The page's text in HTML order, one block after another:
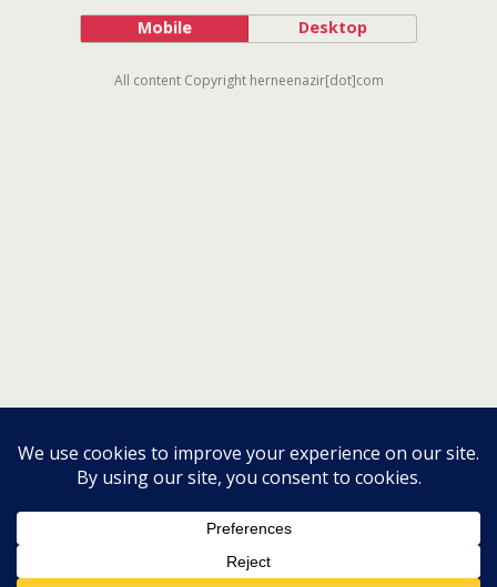
Mobile Desktop
All content Copyright herneenazir[dot]com